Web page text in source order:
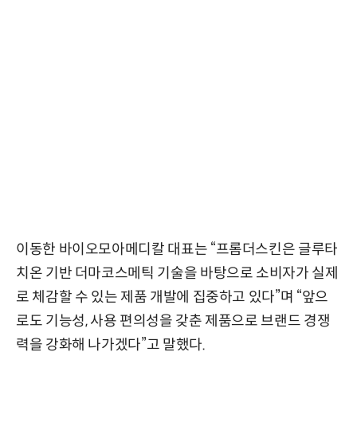
이동한 바이오모아메디칼 대표는 “프롬더스킨은 글루타
치온 기반 더마코스메틱 기술을 바탕으로 소비자가 실제
로 체감할 수 있는 제품 개발에 집중하고 있다”며 “앞으
로도 기능성, 사용 편의성을 갖춘 제품으로 브랜드 경쟁
력을 강화해 나가겠다”고 말했다.